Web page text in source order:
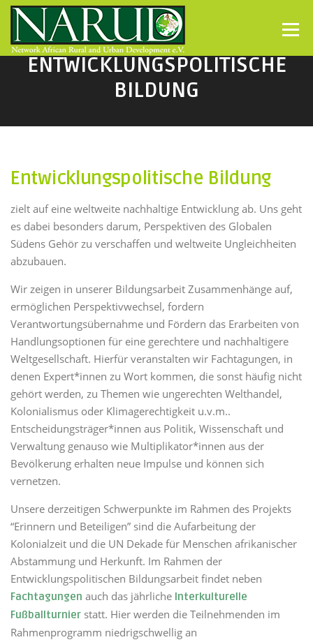
Direkt zum Inhalt
Menü
ENTWICKLUNGSPOLITISCHE
BILDUNG
Entwicklungspolitische Bildung
zielt auf eine weltweite nachhaltige Entwicklung ab. Uns geht
es dabei besonders darum, Perspektiven des Globalen
Südens Gehör zu verschaffen und weltweite Ungleichheiten
abzubauen.
Wir zeigen in unserer Bildungsarbeit Zusammenhänge auf,
ermöglichen Perspektivwechsel, fordern
Verantwortungsübernahme und Fördern das Erarbeiten von
Handlungsoptionen für eine gerechtere und nachhaltigere
Weltgesellschaft. Hierfür veranstalten wir Fachtagungen, in
denen Expert*innen zu Wort kommen, die sonst häufig nicht
gehört werden, zu Themen wie ungerechten Welthandel,
Kolonialismus oder Klimagerechtigkeit u.v.m..
Entscheidungsträger*innen aus Politik, Wissenschaft und
Verwaltung genauso wie Multiplikator*innen aus der
Bevölkerung erhalten neue Impulse und können sich
vernetzen.
Unsere derzeitigen Schwerpunkte im Rahmen des Projekts
“Erinnern und Beteiligen” sind die Aufarbeitung der
Kolonialzeit und die UN Dekade für Menschen afrikanischer
Abstammung und Herkunft. Im Rahmen der
Entwicklungspolitischen Bildungsarbeit findet neben
Fachtagungen auch das jährliche Interkulturelle
Fußballturnier statt. Hier werden die Teilnehmenden im
Rahmenprogramm niedrigschwellig an